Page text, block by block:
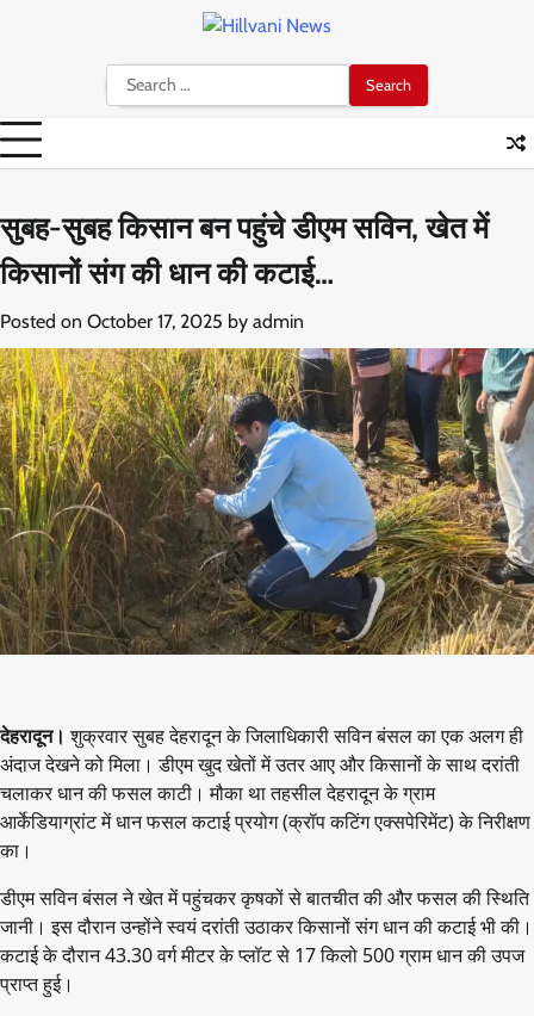
Search
for:
सुबह-सुबह किसान बन पहुंचे डीएम सविन, खेत में
किसानों संग की धान की कटाई…
Posted on October 17, 2025 by admin
देहरादून। शुक्रवार सुबह देहरादून के जिलाधिकारी सविन बंसल का एक अलग ही
अंदाज देखने को मिला। डीएम खुद खेतों में उतर आए और किसानों के साथ दरांती
चलाकर धान की फसल काटी। मौका था तहसील देहरादून के ग्राम
आर्केडियाग्रांट में धान फसल कटाई प्रयोग (क्रॉप कटिंग एक्सपेरिमेंट) के निरीक्षण
का।
डीएम सविन बंसल ने खेत में पहुंचकर कृषकों से बातचीत की और फसल की स्थिति
जानी। इस दौरान उन्होंने स्वयं दरांती उठाकर किसानों संग धान की कटाई भी की।
कटाई के दौरान 43.30 वर्ग मीटर के प्लॉट से 17 किलो 500 ग्राम धान की उपज
प्राप्त हुई।